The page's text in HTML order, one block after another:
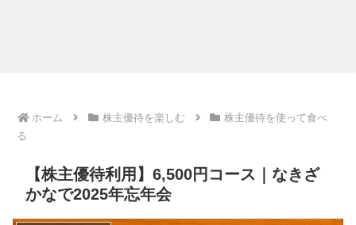
ホーム 株主優待を楽しむ
株主優待を使って食べ
る
【株主優待利用】6,500円コース｜なきざ
かなで2025年忘年会